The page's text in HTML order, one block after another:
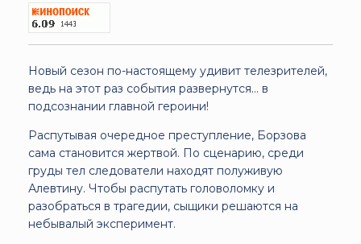
Новый сезон по-настоящему удивит телезрителей,
ведь на этот раз события развернутся... в
подсознании главной героини!
Распутывая очередное преступление, Борзова
сама становится жертвой. По сценарию, среди
груды тел следователи находят полуживую
Алевтину. Чтобы распутать головоломку и
разобраться в трагедии, сыщики решаются на
небывалый эксперимент.